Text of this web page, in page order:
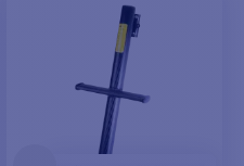
AJOUTER AU
PANIER